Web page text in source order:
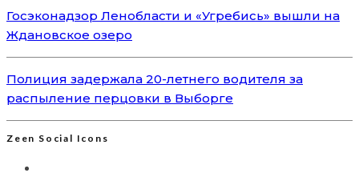
Госэконадзор Ленобласти и «Угребись» вышли на
Ждановское озеро
Полиция задержала 20-летнего водителя за
распыление перцовки в Выборге
Zeen Social Icons